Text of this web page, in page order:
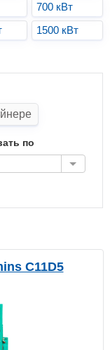
700 кВт
1500 кВт
по
C11D5